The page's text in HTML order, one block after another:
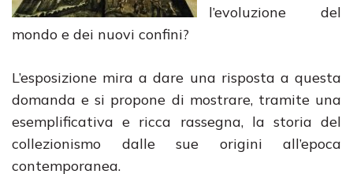
l’evoluzione del
mondo e dei nuovi confini?
L’esposizione mira a dare una risposta a questa
domanda e si propone di mostrare, tramite una
esemplificativa e ricca rassegna, la storia del
collezionismo dalle sue origini all’epoca
contemporanea.